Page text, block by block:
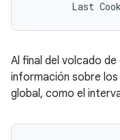
Al final del volcado
información sobre
global, como el